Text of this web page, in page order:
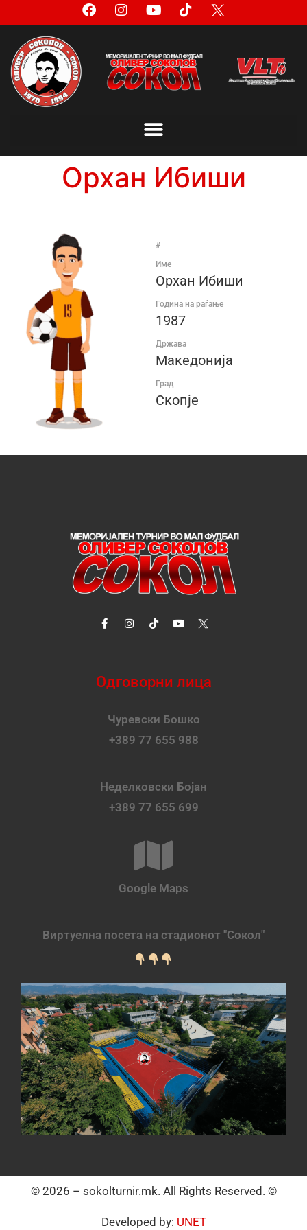
Орхан Ибиши
#
Име
Орхан Ибиши
Година на раѓање
1987
Држава
Македонија
Град
Скопје
Одговорни лица
Чуревски Бошко
+389 77 655 988
Неделковски Бојан
+389 77 655 699
Google Maps
Виртуелна посета на стадионот "Сокол"
© 2026 – sokolturnir.mk. All Rights Reserved. ©
Developed by: UNET